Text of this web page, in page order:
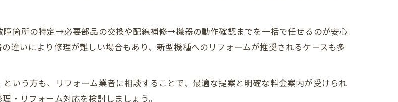
箇所の特定→必要部品の交換や配線補修→機器の動作確認までを一括で任せるのが安心
違いにより修理が難しい場合もあり、新型機種へのリフォームが推奨されるケースも多
いう方も、リフォーム業者に相談することで、最適な提案と明確な料金案内が受けられ
・リフォーム対応を検討しましょう。